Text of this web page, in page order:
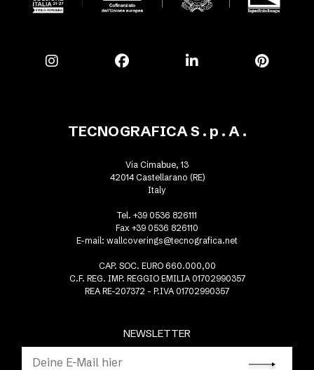
NEWSLETTER
TECNOGRAFICA S . p . A .
Via Cimabue, 13
42014 Castellarano (RE)
Italy
Tel. +39 0536 826111
Fax +39 0536 826110
E-mail: wallcoverings@tecnografica.net
CAP. SOC. EURO 660.000,00
C.F. REG. IMP. REGGIO EMILIA 01702990357
REA RE-207372 - P.IVA 01702990357